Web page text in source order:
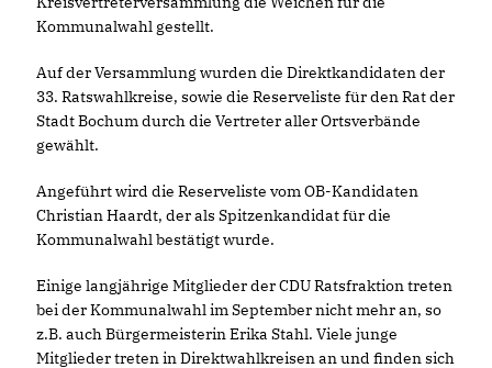
Kommunalwahl gestellt.
Auf der Versammlung wurden die Direktkandidaten der
33. Ratswahlkreise, sowie die Reserveliste für den Rat der
Stadt Bochum durch die Vertreter aller Ortsverbände
gewählt.
Angeführt wird die Reserveliste vom OB-Kandidaten
Christian Haardt, der als Spitzenkandidat für die
Kommunalwahl bestätigt wurde.
Einige langjährige Mitglieder der CDU Ratsfraktion treten
bei der Kommunalwahl im September nicht mehr an, so
z.B. auch Bürgermeisterin Erika Stahl. Viele junge
Mitglieder treten in Direktwahlkreisen an und finden sich